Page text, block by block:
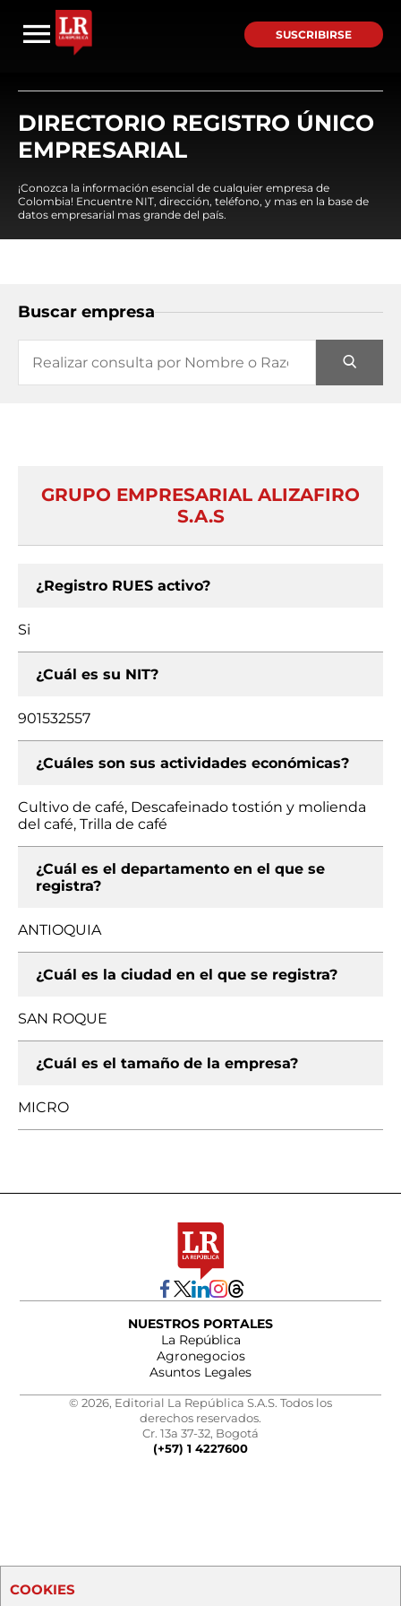
SUSCRIBIRSE
DIRECTORIO REGISTRO ÚNICO
EMPRESARIAL
¡Conozca la información esencial de cualquier empresa de
Colombia! Encuentre NIT, dirección, teléfono, y mas en la base de
datos empresarial mas grande del país.
Buscar empresa
GRUPO EMPRESARIAL ALIZAFIRO
S.A.S
¿Registro RUES activo?
Si
¿Cuál es su NIT?
901532557
¿Cuáles son sus actividades económicas?
Cultivo de café, Descafeinado tostión y molienda
del café, Trilla de café
¿Cuál es el departamento en el que se
registra?
ANTIOQUIA
¿Cuál es la ciudad en el que se registra?
SAN ROQUE
¿Cuál es el tamaño de la empresa?
MICRO
NUESTROS PORTALES
La República
Agronegocios
Asuntos Legales
© 2026, Editorial La República S.A.S. Todos los
derechos reservados.
Cr. 13a 37-32, Bogotá
(+57) 1 4227600
COOKIES